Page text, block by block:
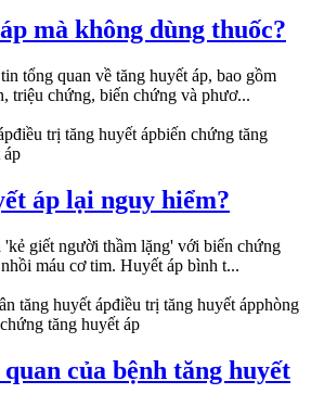
mà không dùng thuốc?
tổng quan về tăng huyết áp, bao gồm
triệu chứng, biến chứng và phươ...
điều trị tăng huyết ápbiến chứng tăng
áp
áp lại nguy hiểm?
giết người thầm lặng' với biến chứng
máu cơ tim. Huyết áp bình t...
tăng huyết ápđiều trị tăng huyết ápphòng
tăng huyết áp
của bệnh tăng huyết